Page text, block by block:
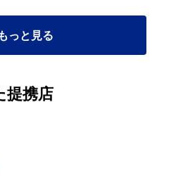
もっと見る
提携店